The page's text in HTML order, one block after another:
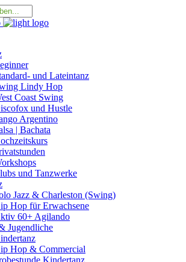
und Lateintanz
Lindy Hop
Coast Swing
und Hustle
Argentino
| Bachata
und Tanzwerke
Jazz & Charleston (Swing)
Hop für Erwachsene
60+ Agilando
Jugendliche
Hop & Commercial
Kindertanz